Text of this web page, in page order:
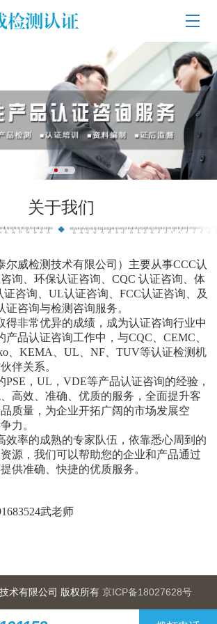
关于我们
威检测技术有限公司）主要从事CCC认
询、环保认证咨询、CQC 认证咨询 、体
证咨询 、UL认证咨询 、FCC认证咨询、
及
证咨询与检测咨询服务。
非常优异的成绩，成为认证咨询行业中
产品认证咨询工作中，与CQC、CEMC、
、KEMA、UL、NF、TUV等认证检测机
伴关系。
，UL，VDE等产品认证咨询的经验，
高效、准确、优质的服务，全面提升客
质量，为企业开拓广阔的市场发展空
力。
率的成熟的专家队伍，依靠悉心周到的
源，我们可以帮助您的企业和产品通过
供准确、快捷的优质服务。
武老师
术有限公司 版权所有 京ICP备18027628号